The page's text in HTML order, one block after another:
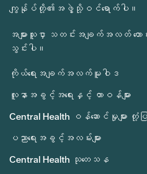
ကျွန်ုပ်တို့၏အဖွဲ့သို့ဝင်ရောက်ပါ။
အများသူငှာ သတင်းအချက်အလတ် တ
သွင်းပါ။
ကိုယ်ရေးအချက်အလက်မူဝါဒ
လူနာအခွင့်အရေးနှင့် တာဝန်များ
Central Health ဝန်ဆောင်မှုများ တုံ့
ပညာရေးအခွင့်အလမ်းများ
Central Health သုတေသန